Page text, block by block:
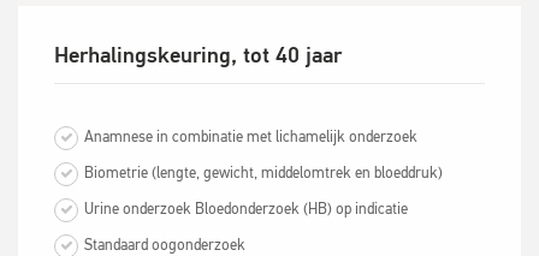
Herhalingskeuring, tot 40 jaar
Anamnese in combinatie met lichamelijk onderzoek‎
Biometrie (lengte, gewicht, middelomtrek en bloeddruk)‎
‎Urine onderzoek Bloedonderzoek (HB) op indicatie
Standaard oogonderzoek